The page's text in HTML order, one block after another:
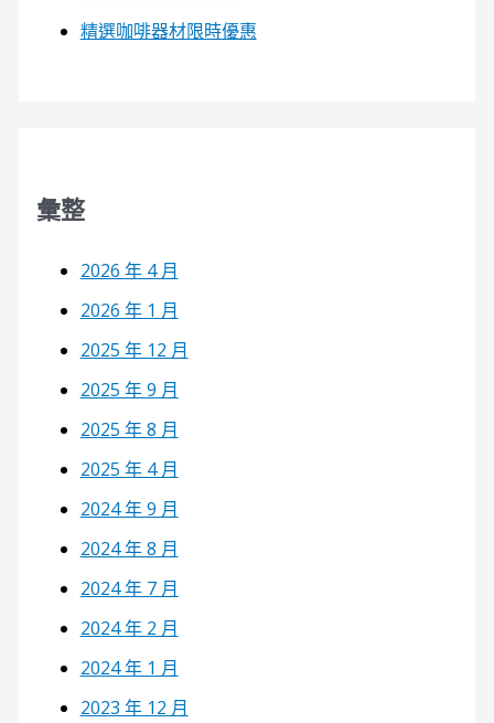
精選咖啡器材限時優惠
彙整
2026 年 4 月
2026 年 1 月
2025 年 12 月
2025 年 9 月
2025 年 8 月
2025 年 4 月
2024 年 9 月
2024 年 8 月
2024 年 7 月
2024 年 2 月
2024 年 1 月
2023 年 12 月